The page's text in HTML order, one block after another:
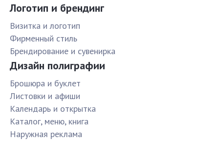
Логотип и брендинг
Визитка и логотип
Фирменный стиль
Брендирование и сувенирка
Дизайн полиграфии
Брошюра и буклет
Листовки и афиши
Календарь и открытка
Каталог, меню, книга
Наружная реклама